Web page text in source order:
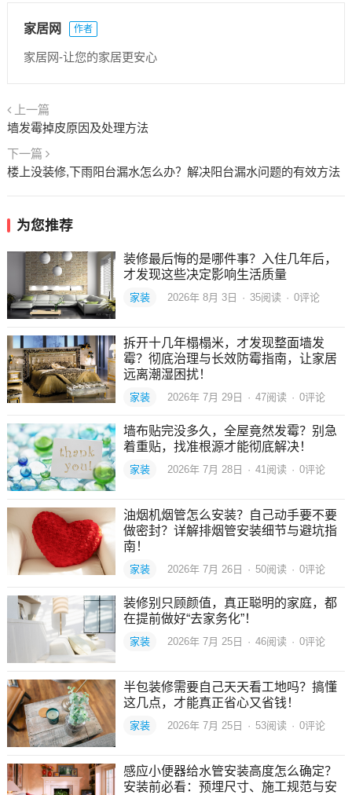
家居网 作者
家居网-让您的家居更安心
上一篇
墙发霉掉皮原因及处理方法
下一篇
楼上没装修,下雨阳台漏水怎么办？解决阳台漏水问题的有效方法
为您推荐
装修最后悔的是哪件事？入住几年后，
才发现这些决定影响生活质量
家装 2026年 8月 3日 · 35阅读 · 0评论
拆开十几年榻榻米，才发现整面墙发
霉？彻底治理与长效防霉指南，让家居
远离潮湿困扰！
家装 2026年 7月 29日 · 47阅读 · 0评论
墙布贴完没多久，全屋竟然发霉？别急
着重贴，找准根源才能彻底解决！
家装 2026年 7月 28日 · 41阅读 · 0评论
油烟机烟管怎么安装？自己动手要不要
做密封？详解排烟管安装细节与避坑指
南！
家装 2026年 7月 26日 · 50阅读 · 0评论
装修别只顾颜值，真正聪明的家庭，都
在提前做好“去家务化”！
家装 2026年 7月 25日 · 46阅读 · 0评论
半包装修需要自己天天看工地吗？搞懂
这几点，才能真正省心又省钱！
家装 2026年 7月 25日 · 53阅读 · 0评论
感应小便器给水管安装高度怎么确定？
安装前必看：预埋尺寸、施工规范与安